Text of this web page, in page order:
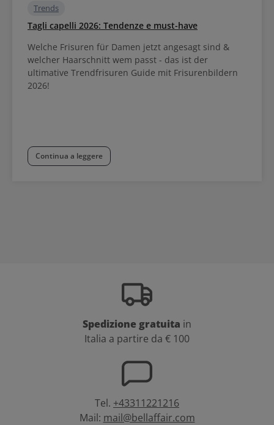
Trends
Tagli capelli 2026: Tendenze e must-have
Welche Frisuren für Damen jetzt angesagt sind &
welcher Haarschnitt wem passt - das ist der
ultimative Trendfrisuren Guide mit Frisurenbildern
2026!
Continua a leggere
Spedizione gratuita in
Italia a partire da € 100
Tel. +43311221216
Mail: mail@bellaffair.com